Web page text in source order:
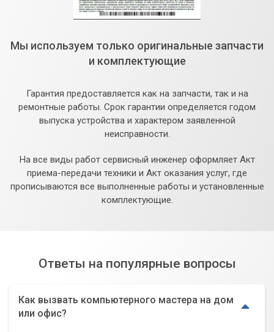
Мы используем только оригинальные запчасти
и комплектующие
Гарантия предоставляется как на запчасти, так и на
ремонтные работы. Срок гарантии определяется годом
выпуска устройства и характером заявленной
неисправности.
На все виды работ сервисный инженер оформляет Акт
приема-передачи техники и Акт оказания услуг, где
прописываются все выполненные работы и установленные
комплектующие.
Ответы на популярные вопросы
Как вызвать компьютерного мастера на дом
или офис?